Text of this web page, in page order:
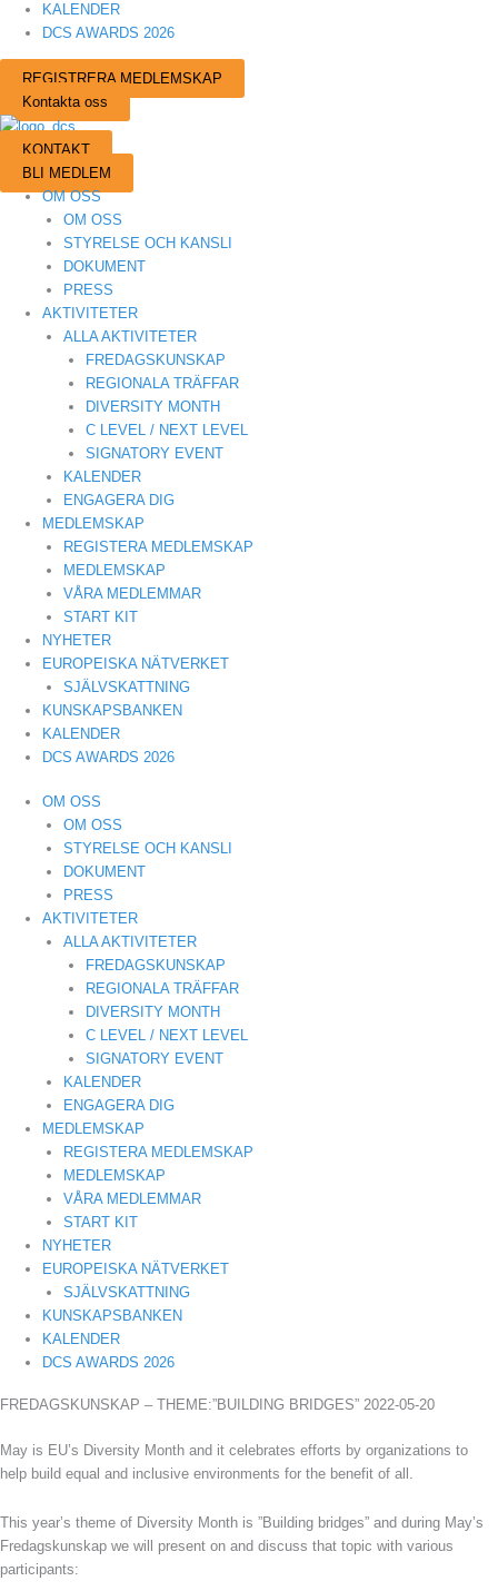
KALENDER
DCS AWARDS 2026
REGISTRERA MEDLEMSKAP
Kontakta oss
KONTAKT
BLI MEDLEM
OM OSS
OM OSS
STYRELSE OCH KANSLI
DOKUMENT
PRESS
AKTIVITETER
ALLA AKTIVITETER
FREDAGSKUNSKAP
REGIONALA TRÄFFAR
DIVERSITY MONTH
C LEVEL / NEXT LEVEL
SIGNATORY EVENT
KALENDER
ENGAGERA DIG
MEDLEMSKAP
REGISTERA MEDLEMSKAP
MEDLEMSKAP
VÅRA MEDLEMMAR
START KIT
NYHETER
EUROPEISKA NÄTVERKET
SJÄLVSKATTNING
KUNSKAPSBANKEN
KALENDER
DCS AWARDS 2026
OM OSS
OM OSS
STYRELSE OCH KANSLI
DOKUMENT
PRESS
AKTIVITETER
ALLA AKTIVITETER
FREDAGSKUNSKAP
REGIONALA TRÄFFAR
DIVERSITY MONTH
C LEVEL / NEXT LEVEL
SIGNATORY EVENT
KALENDER
ENGAGERA DIG
MEDLEMSKAP
REGISTERA MEDLEMSKAP
MEDLEMSKAP
VÅRA MEDLEMMAR
START KIT
NYHETER
EUROPEISKA NÄTVERKET
SJÄLVSKATTNING
KUNSKAPSBANKEN
KALENDER
DCS AWARDS 2026
FREDAGSKUNSKAP – THEME:”BUILDING BRIDGES” 2022-05-20
May is EU’s Diversity Month and it celebrates efforts by organizations to
help build equal and inclusive environments for the benefit of all.
This year’s theme of Diversity Month is ”Building bridges” and during May’s
Fredagskunskap we will present on and discuss that topic with various
participants: